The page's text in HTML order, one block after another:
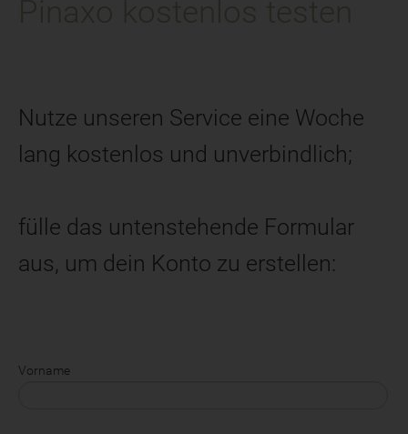
Nutze unseren Service eine Woche
lang kostenlos und unverbindlich;
fülle das untenstehende Formular
aus, um dein Konto zu erstellen:
Vorname